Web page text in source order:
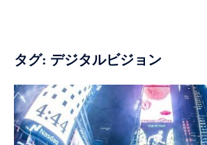
タグ: デジタルビジョン